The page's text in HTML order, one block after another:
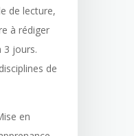
de lecture,
à rédiger
3 jours.
de
en